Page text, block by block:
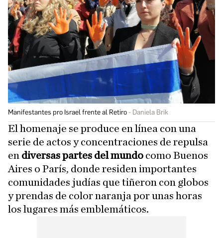
Manifestantes pro Israel frente al Retiro Daniela Brik
El homenaje se produce en línea con una
serie de actos y concentraciones de repulsa
en diversas partes del mundo como Buenos
Aires o París, donde residen importantes
comunidades judías que tiñeron con globos
y prendas de color naranja por unas horas
los lugares más emblemáticos.